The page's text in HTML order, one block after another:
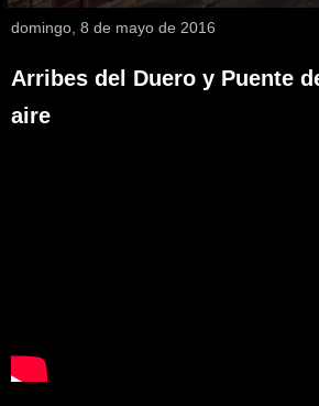
domingo, 8 de mayo de 2016
Arribes del Duero y Puente
aire